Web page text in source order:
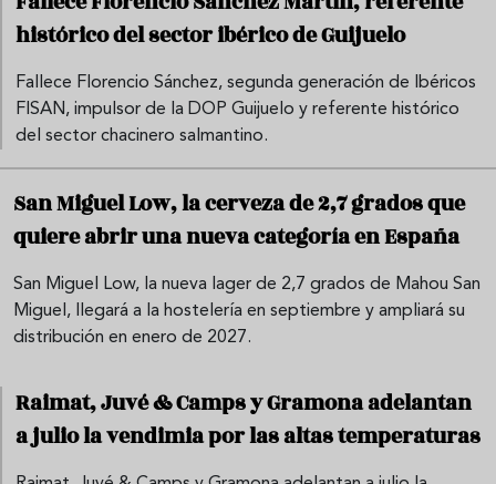
histórico del sector ibérico de Guijuelo
Fallece Florencio Sánchez, segunda generación de Ibéricos
FISAN, impulsor de la DOP Guijuelo y referente histórico
del sector chacinero salmantino.
San Miguel Low, la cerveza de 2,7 grados que
quiere abrir una nueva categoría en España
San Miguel Low, la nueva lager de 2,7 grados de Mahou San
Miguel, llegará a la hostelería en septiembre y ampliará su
distribución en enero de 2027.
Raimat, Juvé & Camps y Gramona adelantan
a julio la vendimia por las altas temperaturas